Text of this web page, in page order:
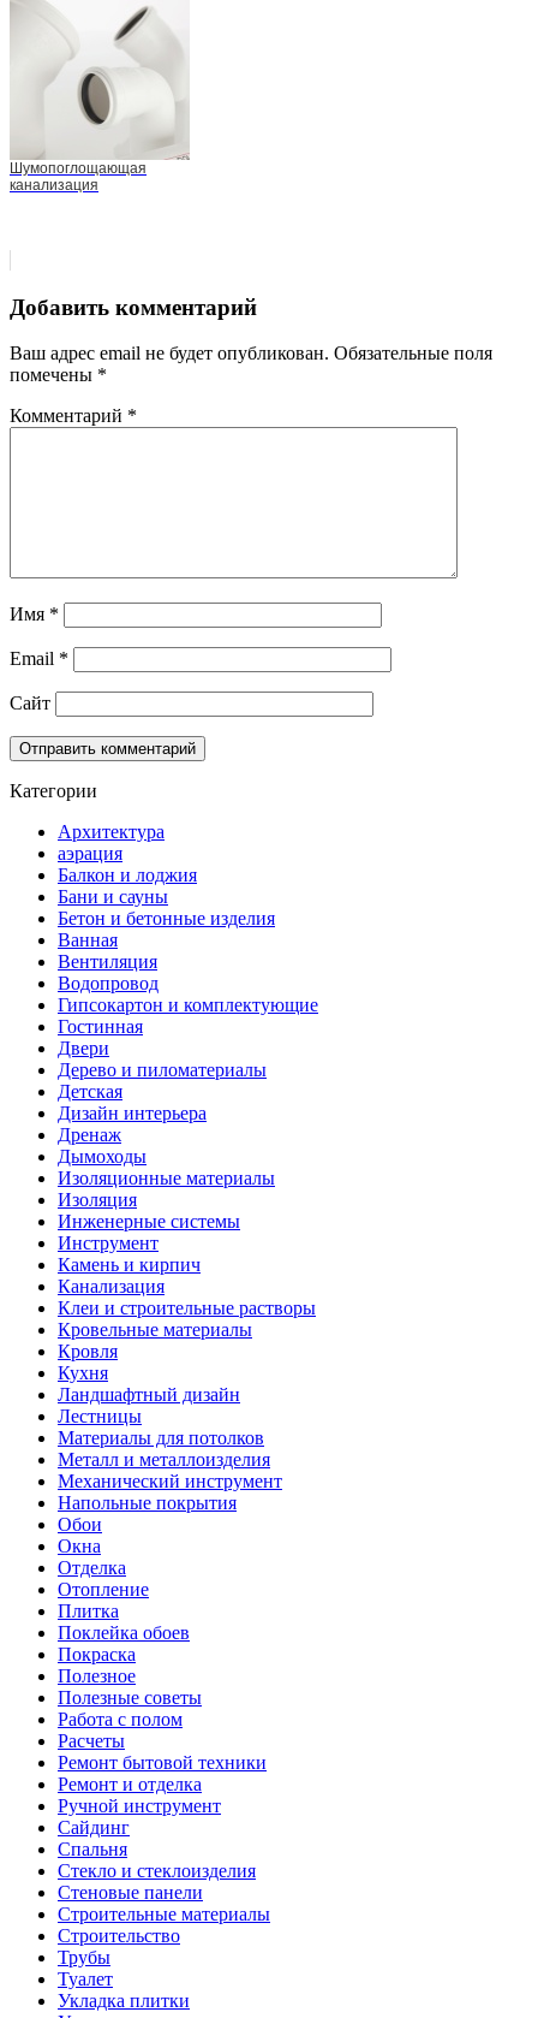
Шумопоглощающая
канализация
Добавить комментарий
Ваш адрес email не будет опубликован. Обязательные поля
помечены *
Комментарий *
Имя *
Email *
Сайт
Категории
Архитектура
аэрация
Балкон и лоджия
Бани и сауны
Бетон и бетонные изделия
Ванная
Вентиляция
Водопровод
Гипсокартон и комплектующие
Гостинная
Двери
Дерево и пиломатериалы
Детская
Дизайн интерьера
Дренаж
Дымоходы
Изоляционные материалы
Изоляция
Инженерные системы
Инструмент
Камень и кирпич
Канализация
Клеи и строительные растворы
Кровельные материалы
Кровля
Кухня
Ландшафтный дизайн
Лестницы
Материалы для потолков
Металл и металлоизделия
Механический инструмент
Напольные покрытия
Обои
Окна
Отделка
Отопление
Плитка
Поклейка обоев
Покраска
Полезное
Полезные советы
Работа с полом
Расчеты
Ремонт бытовой техники
Ремонт и отделка
Ручной инструмент
Сайдинг
Спальня
Стекло и стеклоизделия
Стеновые панели
Строительные материалы
Строительство
Трубы
Туалет
Укладка плитки